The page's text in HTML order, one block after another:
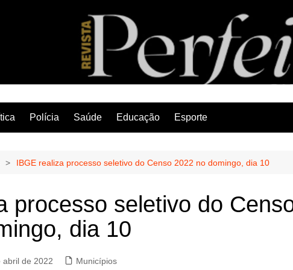
Revista
Polícia Saúde Educação Esporte
IBGE realiza processo seletivo do Censo 2022 no domingo, dia 10
processo seletivo do
dia 10
abril de 2022 Municípios